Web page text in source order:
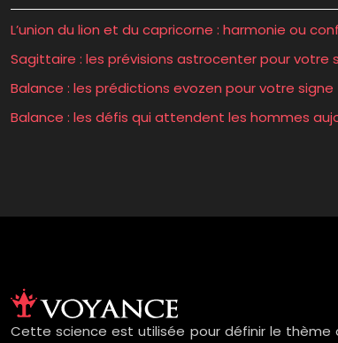
L’union du lion et du capricorne : harmonie ou
Sagittaire : les prévisions astrocenter pour votre
Balance : les prédictions evozen pour votre signe
Balance : les défis qui attendent les hommes
Cette science est utilisée pour définir le thème